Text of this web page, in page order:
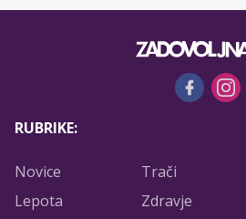
RUBRIKE:
Novice Trači
Lepota
Zdravje